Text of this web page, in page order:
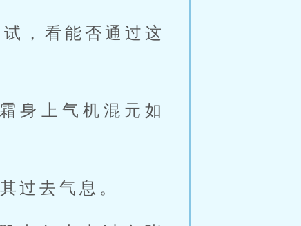
，看能否通过这
身上气机混元如
过去气息。